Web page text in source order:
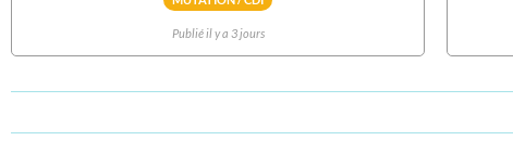
Publié il y a 3 jours